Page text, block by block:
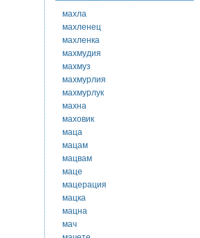
махла
махленец
махленка
махмудия
махмуз
махмурлия
махмурлук
махна
маховик
маца
мацам
мацвам
маце
мацерация
мацка
мацна
мач